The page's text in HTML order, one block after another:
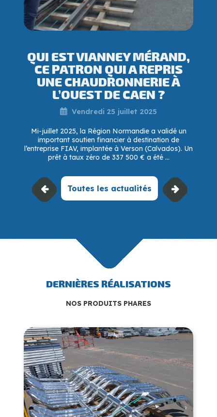
QUI EST VIANNEY MÉRAND,
CE PATRON QUI A REPRIS
UNE CHAUDRONNERIE À
L’OUEST DE CAEN ?
Vendredi 25 juillet 2025
Mi-juillet 2025, la Région Normandie a validé un
important soutien financier à destination de
l’entreprise FIAV, implantée à Verson (Calvados). Un
prêt à taux zéro de 337 500 € a été ...
Toutes les actualités
DERNIÈRES RÉALISATIONS
NOS PRODUITS PHARES